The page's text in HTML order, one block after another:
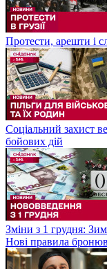
Протести, арешти і
Соціальний захист
бойових дій
Зміни з 1 грудня:
Нові правила